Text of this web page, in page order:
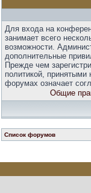
Для входа на
занимает всего
возможности.
дополнительные
Прежде чем
политикой,
форумах означает
Общие
Список форумов